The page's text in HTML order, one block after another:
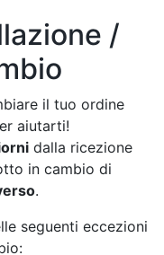
/
il tuo ordine
aiutarti!
dalla ricezione
in cambio di
.
seguenti eccezioni